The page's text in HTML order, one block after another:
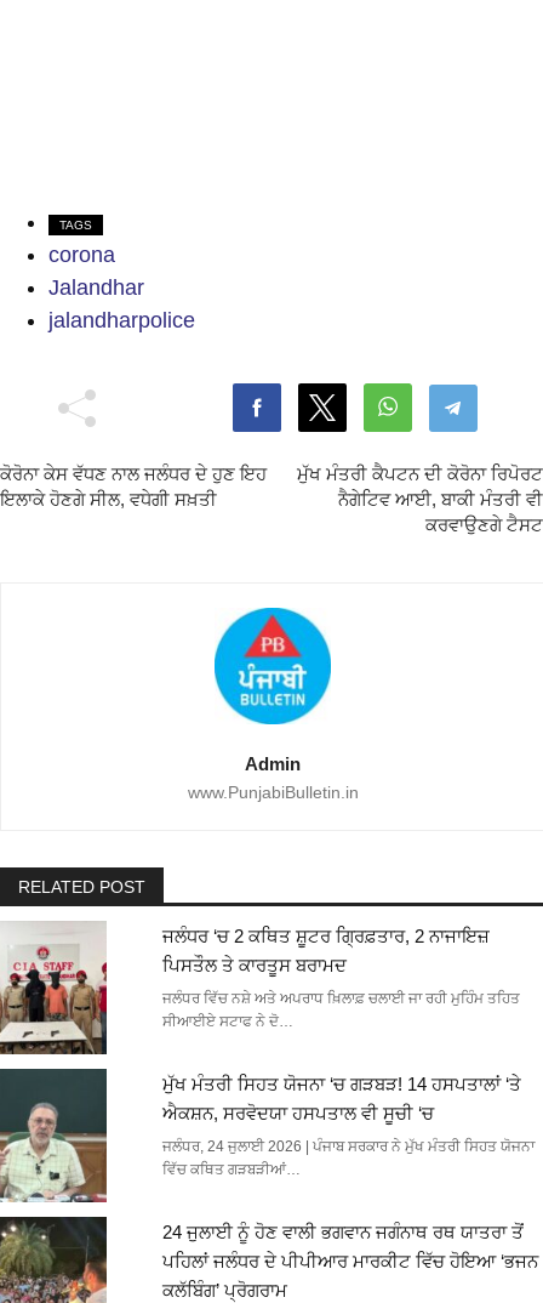
TAGS
corona
Jalandhar
jalandharpolice
ਕੋਰੋਨਾ ਕੇਸ ਵੱਧਣ ਨਾਲ ਜਲੰਧਰ ਦੇ ਹੁਣ ਇਹ
ਇਲਾਕੇ ਹੋਣਗੇ ਸੀਲ, ਵਧੇਗੀ ਸਖ਼ਤੀ
ਮੁੱਖ ਮੰਤਰੀ ਕੈਪਟਨ ਦੀ ਕੋਰੋਨਾ ਰਿਪੋਰਟ
ਨੈਗੇਟਿਵ ਆਈ, ਬਾਕੀ ਮੰਤਰੀ ਵੀ
ਕਰਵਾਉਣਗੇ ਟੈਸਟ
Admin
www.PunjabiBulletin.in
RELATED POST
ਜਲੰਧਰ ‘ਚ 2 ਕਥਿਤ ਸ਼ੂਟਰ ਗ੍ਰਿਫ਼ਤਾਰ, 2 ਨਾਜਾਇਜ਼
ਪਿਸਤੌਲ ਤੇ ਕਾਰਤੂਸ ਬਰਾਮਦ
ਜਲੰਧਰ ਵਿੱਚ ਨਸ਼ੇ ਅਤੇ ਅਪਰਾਧ ਖ਼ਿਲਾਫ਼ ਚਲਾਈ ਜਾ ਰਹੀ ਮੁਹਿੰਮ ਤਹਿਤ
ਸੀਆਈਏ ਸਟਾਫ ਨੇ ਦੋ…
ਮੁੱਖ ਮੰਤਰੀ ਸਿਹਤ ਯੋਜਨਾ ‘ਚ ਗੜਬੜ! 14 ਹਸਪਤਾਲਾਂ ‘ਤੇ
ਐਕਸ਼ਨ, ਸਰਵੋਦਯਾ ਹਸਪਤਾਲ ਵੀ ਸੂਚੀ ‘ਚ
ਜਲੰਧਰ, 24 ਜੁਲਾਈ 2026 | ਪੰਜਾਬ ਸਰਕਾਰ ਨੇ ਮੁੱਖ ਮੰਤਰੀ ਸਿਹਤ ਯੋਜਨਾ
ਵਿੱਚ ਕਥਿਤ ਗੜਬੜੀਆਂ…
24 ਜੁਲਾਈ ਨੂੰ ਹੋਣ ਵਾਲੀ ਭਗਵਾਨ ਜਗੰਨਾਥ ਰਥ ਯਾਤਰਾ ਤੋਂ
ਪਹਿਲਾਂ ਜਲੰਧਰ ਦੇ ਪੀਪੀਆਰ ਮਾਰਕੀਟ ਵਿੱਚ ਹੋਇਆ ‘ਭਜਨ
ਕਲੱਬਿੰਗ’ ਪ੍ਰੋਗਰਾਮ